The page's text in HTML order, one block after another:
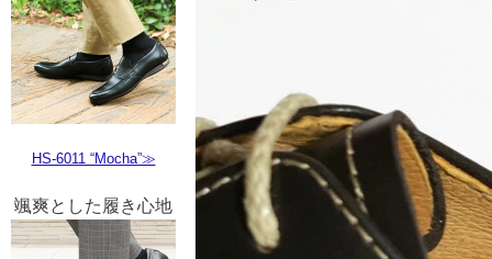
HS-6011 “Mocha”≫
颯爽とした履き心地